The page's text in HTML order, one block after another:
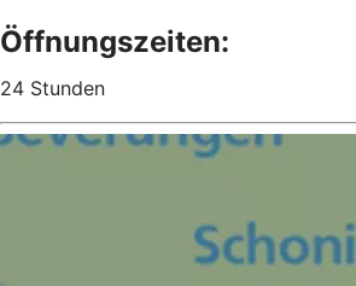
Öffnungszeiten:
24 Stunden